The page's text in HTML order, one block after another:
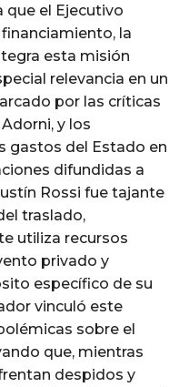
que el Ejecutivo
la
esta misión
relevancia en un
por las críticas
y los
gastos del Estado en
difundidas a
Rossi fue tajante
traslado,
utiliza recursos
privado y
específico de su
vinculó este
sobre el
que, mientras
despidos y